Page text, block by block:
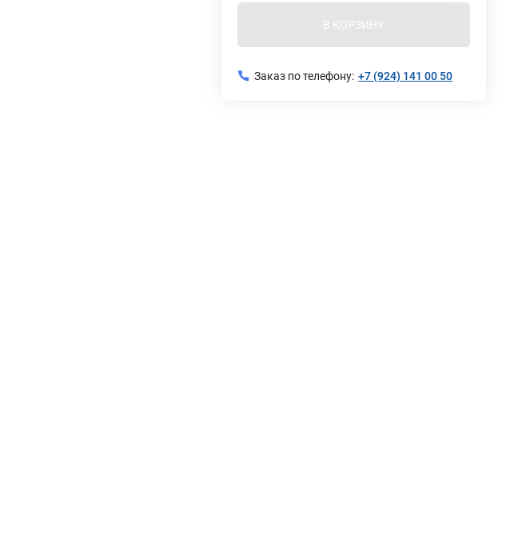
В КОРЗИНУ
Заказ по телефону: +7 (924) 141 00 50